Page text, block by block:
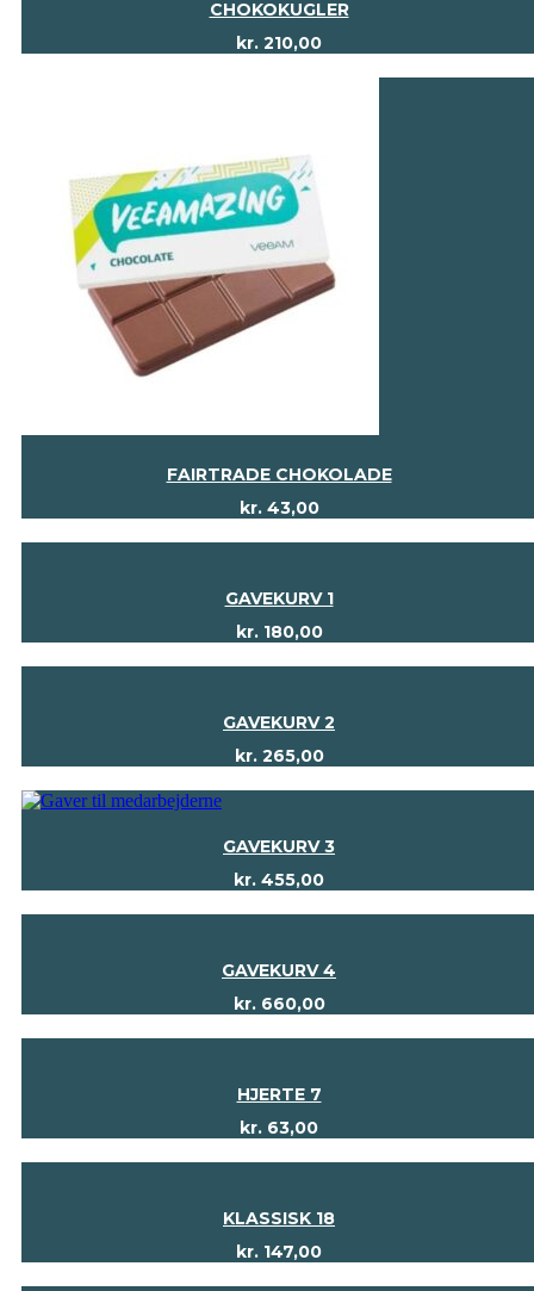
CHOKOKUGLER
kr. 210,00
FAIRTRADE CHOKOLADE
kr.43,00
GAVEKURV 1
kr.180,00
GAVEKURV 2
kr.265,00
GAVEKURV 3
kr. 455,00
GAVEKURV 4
kr.660,00
HJERTE 7
kr. 63,00
KLASSISK 18
kr. 147,00